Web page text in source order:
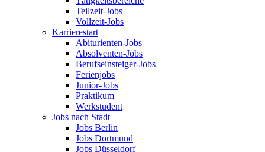
Teilzeit-Jobs
Vollzeit-Jobs
Karrierestart
Abiturienten-Jobs
Absolventen-Jobs
Berufseinsteiger-Jobs
Ferienjobs
Junior-Jobs
Praktikum
Werkstudent
Jobs nach Stadt
Jobs Berlin
Jobs Dortmund
Jobs Düsseldorf